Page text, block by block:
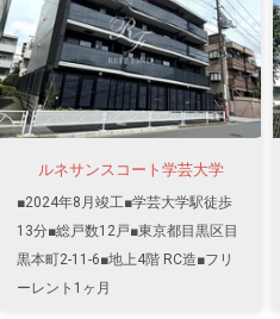
ルネサンスコート学芸大学
■2024年8月竣工■学芸大学駅徒歩
13分■総戸数12戸■東京都目黒区目
黒本町2-11-6■地上4階 RC造■フリ
ーレント1ヶ月